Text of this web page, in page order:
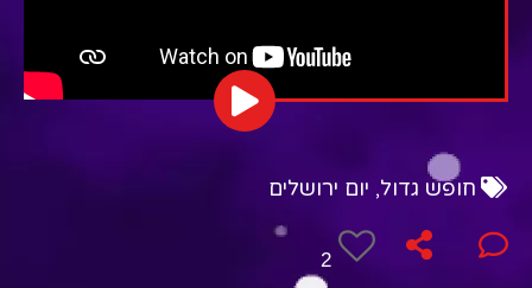
חופש גדול, יום ירושלים
2